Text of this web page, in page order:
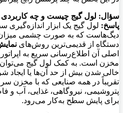
سؤال: لول گیج چیست و چه کاربردی
پاسخ: لول گیج یک ابزار
دیگ‌هاست که به صورت چشمی میزان
دستگاه از قدیمی‌ترین روش‌های
اصلی آن اطلاع‌رسانی سریع به
مخزن است. به کمک لول گیج
خالی شدن بیش از حد آن‌ها یا ایجاد
تقریباً در همه صنایعی که با مخزن
پتروشیمی، نیروگاهی، غذایی، آب و
برای پایش سطح به‌کار می‌رود.